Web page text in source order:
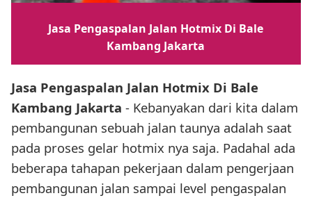
Jasa Pengaspalan Jalan Hotmix Di Bale
Kambang Jakarta
Jasa Pengaspalan Jalan Hotmix Di Bale
Kambang Jakarta - Kebanyakan dari kita dalam
pembangunan sebuah jalan taunya adalah saat
pada proses gelar hotmix nya saja. Padahal ada
beberapa tahapan pekerjaan dalam pengerjaan
pembangunan jalan sampai level pengaspalan